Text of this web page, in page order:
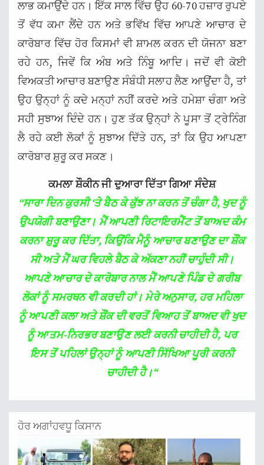
ਲਾਭ ਕਮਾਉਂਦੇ ਹਨ। ਇੱਕ ਸਾਲ ਵਿੱਚ ਉਹ 60-70 ਹਜ਼ਾਰ ਰੁਪਏ
ਤੋਂ ਵੱਧ ਕਮਾ ਲੈਂਦੇ ਹਨ ਅਤੇ ਭਵਿੱਖ ਵਿੱਚ ਆਪਣੇ ਆਚਾਰ ਦੇ
ਕਾਰੋਬਾਰ ਵਿੱਚ ਹੋਰ ਕਿਸਮਾਂ ਵੀ ਸ਼ਾਮਲ ਕਰਨ ਦੀ ਯੋਜਨਾ ਬਣਾ
ਰਹੇ ਹਨ, ਜਿਵੇਂ ਕਿ ਅੰਬ ਅਤੇ ਨਿੰਬੂ ਆਦਿ। ਜਦੋਂ ਵੀ ਕੋਈ
ਵਿਅਕਤੀ ਆਚਾਰ ਬਣਾਉਣ ਸੰਬੰਧੀ ਸਲਾਹ ਲੈਣ ਆਉਂਦਾ ਹੈ, ਤਾਂ
ਉਹ ਉਨ੍ਹਾਂ ਨੂੰ ਕਦੇ ਮਨ੍ਹਾਂ ਨਹੀਂ ਕਰਦੇ ਅਤੇ ਹਮੇਸ਼ਾ ਚੰਗਾ ਅਤੇ
ਸਹੀ ਸੁਝਾਅ ਦਿੰਦੇ ਹਨ। ਹੁਣ ਤੱਕ ਉਨ੍ਹਾਂ ਨੇ ਪੂਸਾ ਤੋਂ ਟ੍ਰੇਨਿੰਗ
ਲੈ ਰਹੇ ਕਈ ਲੋਕਾਂ ਨੂੰ ਸੁਝਾਅ ਦਿੱਤੇ ਹਨ, ਤਾਂ ਕਿ ਉਹ ਆਪਣਾ
ਕਾਰੋਬਾਰ ਸ਼ੁਰੂ ਕਰ ਸਕਣ।
ਕਮਲਾ ਸ਼ੌਕੀਨ ਜੀ ਦੁਆਰਾ ਦਿੱਤਾ ਗਿਆ ਸੰਦੇਸ਼
“ਸਾਰਾ ਦਿਨ ਕੁਰਸੀ ‘ਤੇ ਬੈਠ ਕੇ ਕੁੱਝ ਨਾ ਕਰਨ ਤੋਂ ਚੰਗਾ ਹੈ, ਖੁਦ ਨੂੰ
ਉਪਯੋਗੀ ਬਣਾਉਣਾ। ਮੈਂ ਆਪਣੀ ਰਿਟਾਇਰਮੈਂਟ ਤੋਂ ਬਾਅਦ ਕੰਮ
ਕਰਨਾ ਸ਼ੁਰੂ ਕਰ ਦਿੱਤਾ, ਕਿਉਂਕਿ ਮੈਨੂੰ ਆਚਾਰ ਬਣਾਉਣ ਦਾ ਸ਼ੌਂਕ
ਸੀ ਅਤੇ ਮੈਂ ਘਰ ਵਿਹਲੇ ਬੈਠ ਕੇ ਅੱਕਣਾ ਨਹੀਂ ਚਾਹੁੰਦੀ ਸੀ।
ਆਪਣੇ ਆਚਾਰ ਦੇ ਕਾਰੋਬਾਰ ਨਾਲ ਮੈਂ ਆਪਣੇ ਪਿੰਡ ਦੇ ਗਰੀਬ
ਲੋਕਾਂ ਨੂੰ ਸਮਰਥਨ ਵੀ ਕਰਦੀ ਹਾਂ। ਮੇਰੇ ਅਨੁਸਾਰ, ਹਰ ਮਹਿਲਾ
ਨੂੰ ਆਪਣੀ ਕਲਾ ਅਤੇ ਸ਼ੌਂਕ ਦੀ ਵਰਤੋਂ ਵਿਆਹ ਤੋਂ ਬਾਅਦ ਵੀ ਖੁਦ
ਨੂੰ ਆਤਮ-ਨਿਰਭਰ ਬਣਾਉਣ ਲਈ ਕਰਨੀ ਚਾਹੀਦੀ ਹੈ, ਪਰ
ਇਸ ਤੋਂ ਪਹਿਲਾਂ ਉਨ੍ਹਾਂ ਨੂੰ ਆਪਣੀ ਸਿੱਖਿਆ ਪੂਰੀ ਕਰਨੀ
ਚਾਹੀਦੀ ਹੈ।“
ਹੋਰ ਅਗਾਂਹਵਧੂ ਕਿਸਾਨ